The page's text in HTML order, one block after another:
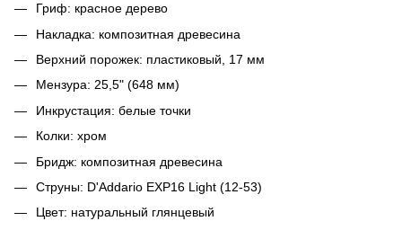
Гриф: красное дерево
Накладка: композитная древесина
Верхний порожек: пластиковый, 17 мм
Мензура: 25,5" (648 мм)
Инкрустация: белые точки
Колки: хром
Бридж: композитная древесина
Струны: D'Addario EXP16 Light (12-53)
Цвет: натуральный глянцевый